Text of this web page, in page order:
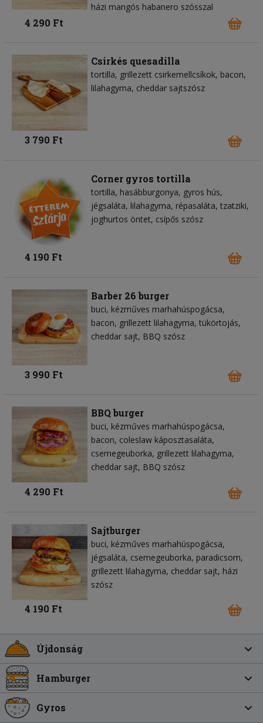
házi mangós habanero szósszal
4 290 Ft
Csirkés quesadilla
tortilla grillezett csirkemellcsíkok bacon
lilahagyma cheddar sajtszósz
3 790 Ft
Corner gyros tortilla
tortilla hasábburgonya gyros hús
jégsaláta lilahagyma répasaláta tzatziki
joghurtos öntet csípős szósz
4 190 Ft
Barber 26 burger
buci kézműves marhahúspogácsa
bacon grillezett lilahagyma tükörtojás
cheddar sajt BBQ szósz
3 990 Ft
BBQ burger
buci kézműves marhahúspogácsa
bacon coleslaw káposztasaláta
csemegeuborka grillezett lilahagyma
cheddar sajt BBQ szósz
4 290 Ft
Sajtburger
buci kézműves marhahúspogácsa
jégsaláta csemegeuborka paradicsom
grillezett lilahagyma cheddar sajt házi
szósz
4 190 Ft
Újdonság
Hamburger
Gyros